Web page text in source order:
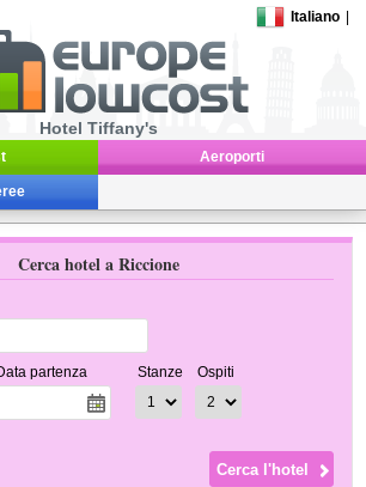
Italiano
Hotel Tiffany's
Aeroporti
Cerca hotel a Riccione
partenza Stanze Ospiti